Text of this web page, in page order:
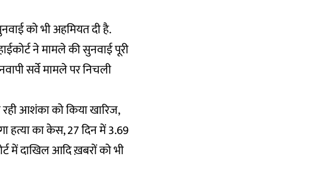
को भी अहमियत दी है.
ने मामले की सुनवाई पूरी
सर्वे मामले पर निचली
आशंका को किया खारिज,
हत्या का केस, 27 दिन में 3.69
में दाखिल आदि ख़बरों को भी